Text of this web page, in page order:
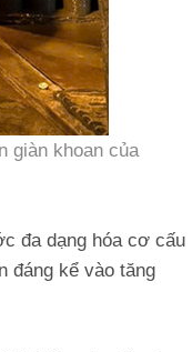
giàn khoan của
đa dạng hóa cơ cấu
đáng kể vào tăng